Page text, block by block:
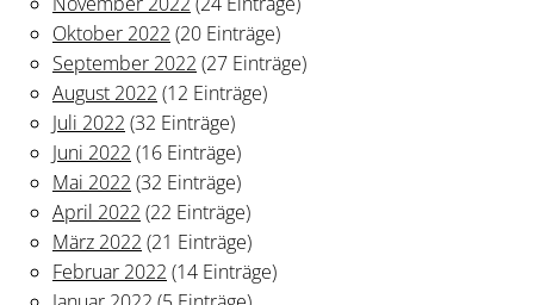
Oktober 2022 (20 Einträge)
September 2022 (27 Einträge)
August 2022 (12 Einträge)
Juli 2022 (32 Einträge)
Juni 2022 (16 Einträge)
Mai 2022 (32 Einträge)
April 2022 (22 Einträge)
März 2022 (21 Einträge)
Februar 2022 (14 Einträge)